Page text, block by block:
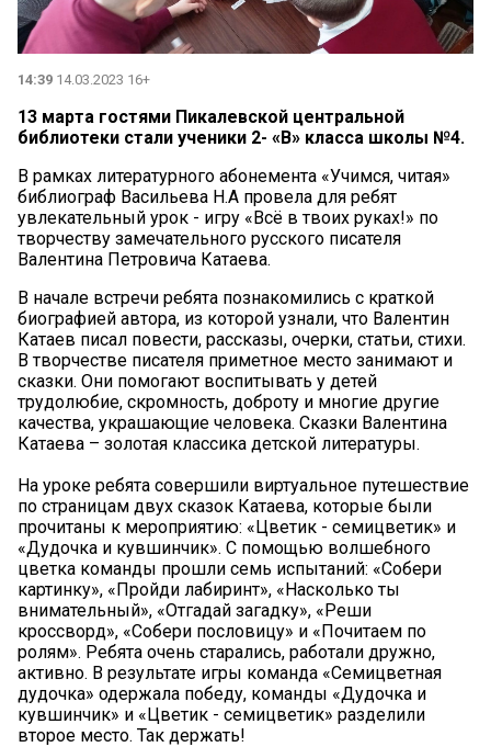
14:39 14.03.2023 16+
13 марта гостями Пикалевской центральной
библиотеки стали ученики 2- «В» класса школы №4.
В рамках литературного абонемента «Учимся, читая»
библиограф Васильева Н.А провела для ребят
увлекательный урок - игру «Всё в твоих руках!» по
творчеству замечательного русского писателя
Валентина Петровича Катаева.
В начале встречи ребята познакомились с краткой
биографией автора, из которой узнали, что Валентин
Катаев писал повести, рассказы, очерки, статьи, стихи.
В творчестве писателя приметное место занимают и
сказки. Они помогают воспитывать у детей
трудолюбие, скромность, доброту и многие другие
качества, украшающие человека. Сказки Валентина
Катаева – золотая классика детской литературы.
На уроке ребята совершили виртуальное путешествие
по страницам двух сказок Катаева, которые были
прочитаны к мероприятию: «Цветик - семицветик» и
«Дудочка и кувшинчик». С помощью волшебного
цветка команды прошли семь испытаний: «Собери
картинку», «Пройди лабиринт», «Насколько ты
внимательный», «Отгадай загадку», «Реши
кроссворд», «Собери пословицу» и «Почитаем по
ролям». Ребята очень старались, работали дружно,
активно. В результате игры команда «Семицветная
дудочка» одержала победу, команды «Дудочка и
кувшинчик» и «Цветик - семицветик» разделили
второе место. Так держать!